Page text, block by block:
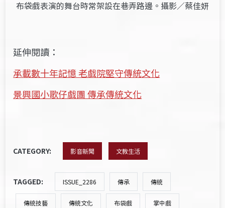
布袋戲表演的舞台時常架設在巷弄路邊。攝影／蔡佳妍
延伸閱讀：
承載數十年記憶 老戲院堅守傳統文化
景興國小歌仔戲團 傳承傳統文化
CATEGORY: 影音新聞 文教生活
TAGGED: ISSUE_2286 傳承 傳統
傳統技藝 傳統文化 布袋戲 掌中戲